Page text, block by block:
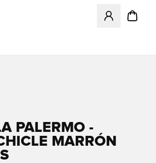
Abre un modal
PALERMO -
MARRÓN